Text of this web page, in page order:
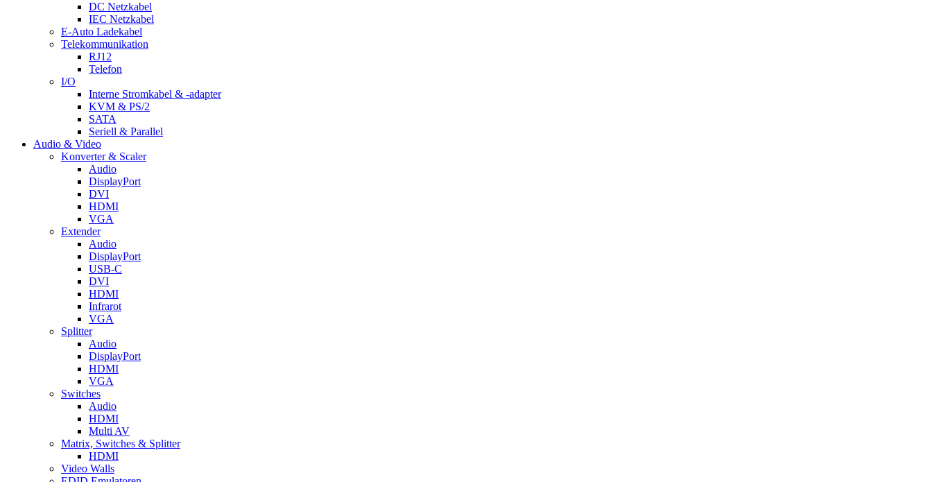
DC Netzkabel
IEC Netzkabel
E-Auto Ladekabel
Telekommunikation
RJ12
Telefon
I/O
Interne Stromkabel & -adapter
KVM & PS/2
SATA
Seriell & Parallel
Audio & Video
Konverter & Scaler
Audio
DisplayPort
DVI
HDMI
VGA
Extender
Audio
DisplayPort
USB-C
DVI
HDMI
Infrarot
VGA
Splitter
Audio
DisplayPort
HDMI
VGA
Switches
Audio
HDMI
Multi AV
Matrix, Switches & Splitter
HDMI
Video Walls